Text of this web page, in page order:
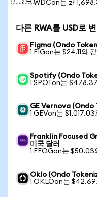
1 WDCon는 zł
다른 RWA를 USD로
Figma (Ondo
1 FIGon는 $24.11와
Spotify (Ondo
1 SPOTon는
GE Vernova (Ondo
1 GEVon는 $1,017.03
Franklin Focused
미국 달러
1 FFOGon는 $50.03
Oklo (Ondo
1 OKLOon는 $42.69